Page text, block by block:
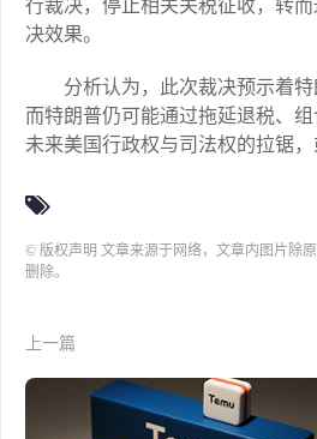
行裁决，停止相关关税征收，转
决效果。
分析认为，此次裁决预示着
而特朗普仍可能通过拖延退税、
未来美国行政权与司法权的拉锯
© 版权声明 文章来源于网络，文章内图片除
删除。
上一篇